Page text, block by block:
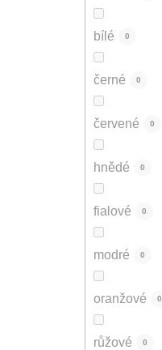
bílé 0
černé 0
červené 0
hnědé 0
fialové 0
modré 0
oranžové 0
růžové 0